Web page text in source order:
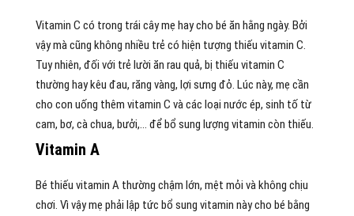
Vitamin C có trong trái cây mẹ hay cho bé ăn hằng ngày. Bởi
vậy mà cũng không nhiều trẻ có hiện tượng thiếu vitamin C.
Tuy nhiên, đối với trẻ lười ăn rau quả, bị thiếu vitamin C
thường hay kêu đau, răng vàng, lợi sưng đỏ. Lúc này, mẹ cần
cho con uống thêm vitamin C và các loại nước ép, sinh tố từ
cam, bơ, cà chua, bưởi,… để bổ sung lượng vitamin còn thiếu.
Vitamin A
Bé thiếu vitamin A thường chậm lớn, mệt mỏi và không chịu
chơi. Vì vậy mẹ phải lập tức bổ sung vitamin này cho bé bằng